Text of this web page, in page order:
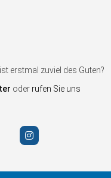
erstmal zuviel des Guten?
oder rufen Sie uns